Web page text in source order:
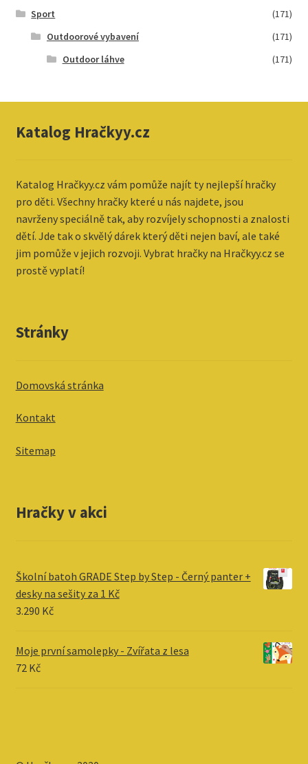
Sport
(171)
Outdoorové vybavení
(171)
Outdoor láhve
(171)
Katalog Hračkyy.cz
Katalog Hračkyy.cz vám pomůže najít ty nejlepší hračky
pro děti. Všechny hračky které u nás najdete, jsou
navrženy speciálně tak, aby rozvíjely schopnosti a znalosti
dětí. Jde tak o skvělý dárek který děti nejen baví, ale také
jim pomůže v jejich rozvoji. Vybrat hračky na Hračkyy.cz se
prostě vyplatí!
Stránky
Domovská stránka
Kontakt
Sitemap
Hračky v akci
Školní batoh GRADE Step by Step - Černý panter +
desky na sešity za 1 Kč
3.290 Kč
Moje první samolepky - Zvířata z lesa
72 Kč